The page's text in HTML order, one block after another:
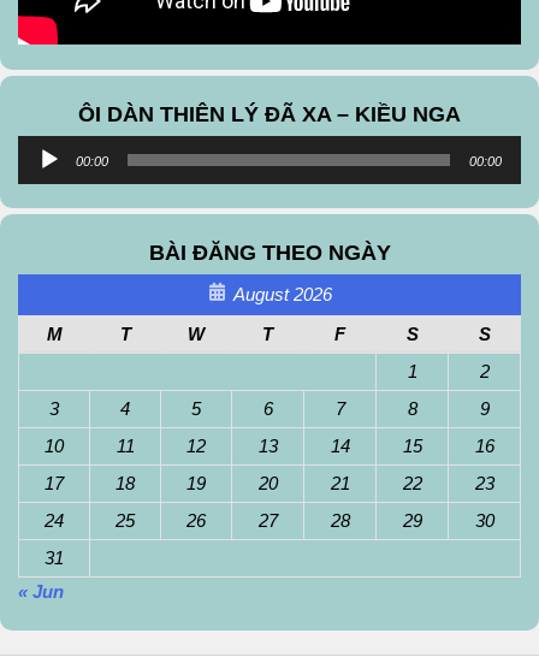
ÔI DÀN THIÊN LÝ ĐÃ XA – KIỀU NGA
Audio
00:00 00:00
BÀI ĐĂNG THEO NGÀY
August 2026
M
T W T F S
S
1
2
3
4 5 6 7 8
9
10
11 12 13 14 15
16
17
18 19 20 21 22
23
24
25 26 27 28 29
30
31
« Jun